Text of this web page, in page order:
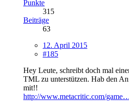
Punkte
315
Beiträge
63
12. April 2015
#185
Hey Leute, schreibt doch mal
TML zu unterstützen. Hab den
mit!!
http://www.metacritic.com/